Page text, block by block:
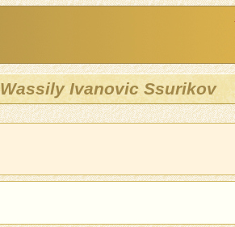
Wassily Ivanovic Ssurikov